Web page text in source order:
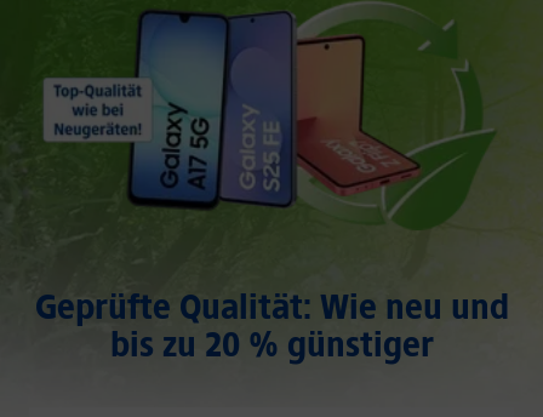
Geprüfte Qualität: Wie neu und
bis zu 20 % günstiger